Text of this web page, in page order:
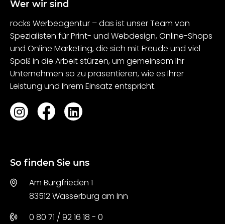
Wer wir sind
rocks Werbeagentur – das ist unser Team von
Spezialisten für Print- und Webdesign, Online-Shops
und Online Marketing, die sich mit Freude und viel
Spaß in die Arbeit stürzen, um gemeinsam Ihr
Unternehmen so zu präsentieren, wie es Ihrer
Leistung und Ihrem Einsatz entspricht.
So finden Sie uns
Am Burgfrieden 1
83512 Wasserburg am Inn
0 80 71 / 92 16 18 - 0